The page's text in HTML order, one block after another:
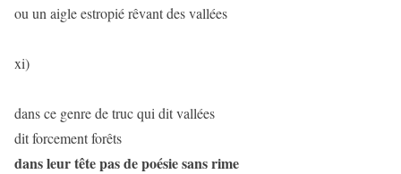
ou un aigle estropié rêvant des vallées
xi)
dans ce genre de truc qui dit vallées
dit forcement forêts
dans leur tête pas de poésie sans rime